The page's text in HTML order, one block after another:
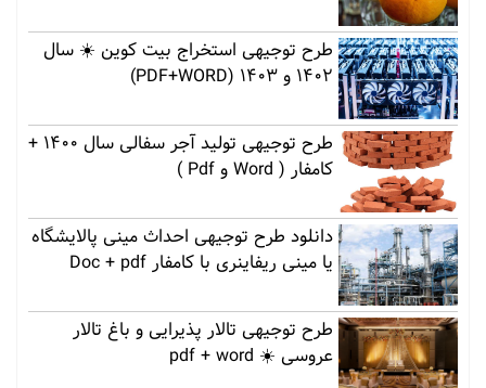
طرح توجیهی استخراج بیت کوین ☀️ سال
1402 و 1403 (PDF+WORD)
طرح توجیهی تولید آجر سفالی سال 1400 +
کامفار ( Word و Pdf )
دانلود طرح توجیهی احداث مینی پالایشگاه
یا مینی ریفاینری با کامفار Doc + pdf
طرح توجیهی تالار پذیرایی و باغ تالار
عروسی ☀️ pdf + word